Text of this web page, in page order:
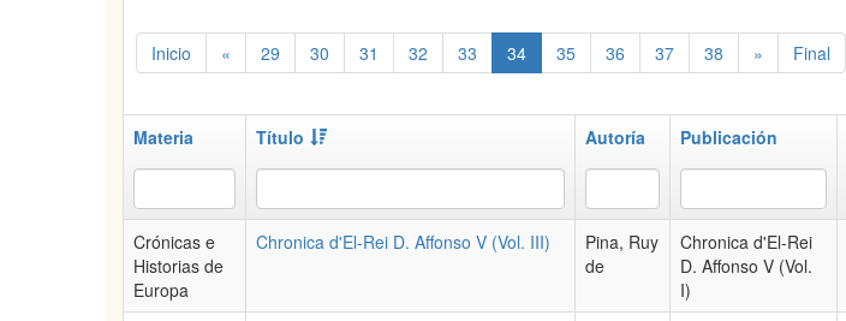
Inicio « 29 30 31 32 33 34 35 36 37 38 » Final
Materia Título Autoría Publicación
Crónicas e
Historias de
Europa
Chronica d'El-Rei D. Affonso V (Vol. III)
Pina, Ruy
de
Chronica d'El-Rei
D. Affonso V (Vol.
I)